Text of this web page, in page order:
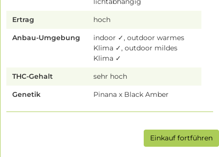
Ertrag hoch
Anbau-Umgebung
indoor ✓, outdoor warmes
Klima ✓, outdoor mildes
Klima ✓
THC-Gehalt sehr hoch
Genetik Pinana x Black Amber
Einkauf fortführen